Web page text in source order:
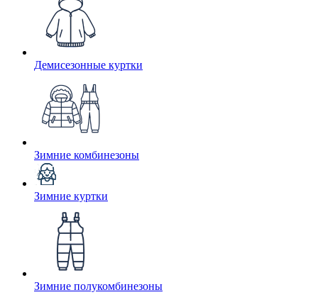
Демисезонные куртки
Зимние комбинезоны
Зимние куртки
Зимние полукомбинезоны